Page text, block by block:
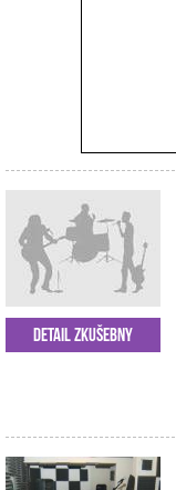
Detail zkušebny